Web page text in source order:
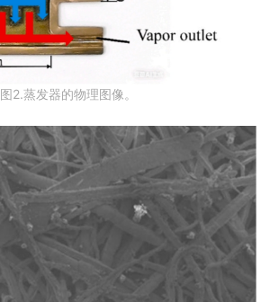
图2.蒸发器的物理图像。